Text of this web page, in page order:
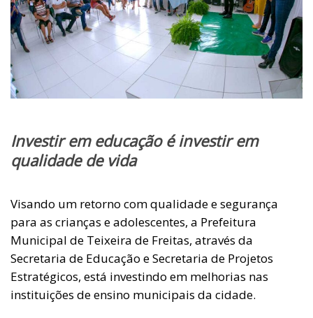
Investir em educação é investir em
qualidade de vida
Visando um retorno com qualidade e segurança
para as crianças e adolescentes, a Prefeitura
Municipal de Teixeira de Freitas, através da
Secretaria de Educação e Secretaria de Projetos
Estratégicos, está investindo em melhorias nas
instituições de ensino municipais da cidade.